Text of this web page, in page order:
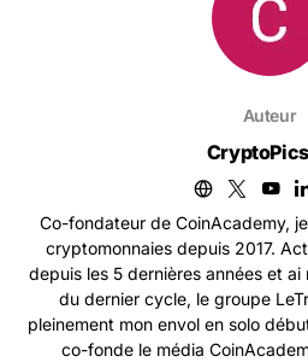
Auteur
Co-fondateur de CoinAcademy,
cryptomonnaies depuis 2017.
depuis les 5 dernières années et
du dernier cycle, le groupe
pleinement mon envol en solo
co-fonde le média